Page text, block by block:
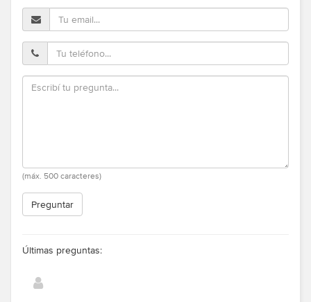
(máx. 500 caracteres)
Preguntar
Últimas preguntas: